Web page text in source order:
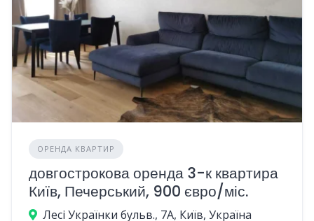
ОРЕНДА КВАРТИР
довгострокова оренда 3-к квартира
Київ, Печерський, 900 євро/міс.
Лесі Українки бульв., 7А, Київ, Україна